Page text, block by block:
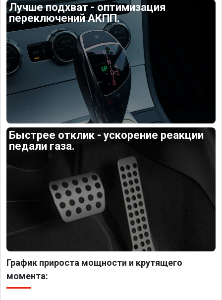
Лучше подхват - оптимизация
переключений АКПП.
Быстрее отклик - ускорение реакции
педали газа.
График прироста мощности и крутящего
момента: